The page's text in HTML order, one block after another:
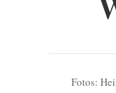
Fotos: